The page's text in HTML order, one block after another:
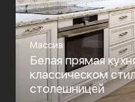
Массив
Белая прямая
классическом
столешницей